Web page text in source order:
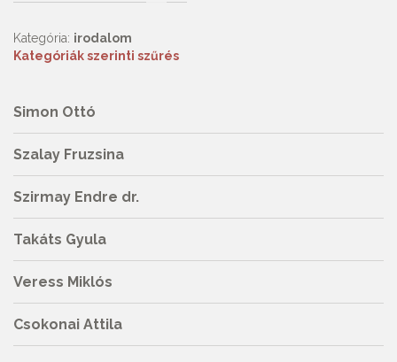
Kategória: irodalom
Kategóriák szerinti szűrés
Simon Ottó
Szalay Fruzsina
Szirmay Endre dr.
Takáts Gyula
Veress Miklós
Csokonai Attila